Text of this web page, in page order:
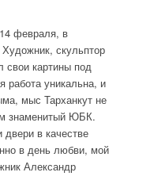
февраля, в
скульптор
свои картины под
работа уникальна, и
мыс Тарханкут не
знаменитый ЮБК.
в качестве
в день любви, мой
Александр